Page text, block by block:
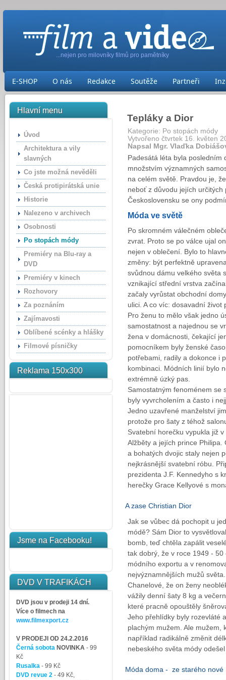
...nejen pro milovníky filmů pro pamětníky
E-SHOP O nás Redakce Soutěže Partneři
Hlavní menu
Úvod
Architektura a vily
slavných
Co jste možná nevěděli
Česká protipirátská unie
Historie
Nalezeno v archivech
Osobnosti
Po stopách módy
Premiéry na Blu-ray a
DVD
Premiéry v kinech
Rozhovory
Za poznáním
Zajímavosti
Oblíbené scénky a hlášky
Filmové písničky
Reklama 150x300
Jsme na Facebooku!
DVD V TRAFIKÁCH
DVD jsou v prodeji 14 dní.
Více o filmech na
www.filmexport.cz
V PRODEJI OD 24.2.2016
Černá sobotaNOVINKA - 99
Kč
Rusalka- 99 Kč
DVD revue 2- 49 Kč,
Tepláky a Dior
Kategorie: Po stopách módy
Vytvořeno čtvrtek 16. květen
Napsal Mgr. Vlaďka
Padesátá léta byla posledním
množstvím významných
na celém světě. Pravdou je,
neboť z důvodu jejích
Československu se ony
Móda ve světě
Po skromném válečném
zvrat. Proto se po válce ujal
nejen v oblečení. Bylo to
změny: být perfektně
svůdnou dámu velkého světa
vznikající střední vrstva
začaly vyrůstat obchodní
ulici. A co víc: dosavadní
Pro ženu to mělo však jedno
samostatnost a najednou se
žena v domácnosti, čekající
pomocníkem byly ženské
potřebami, radily a dokonce i
kombinaci. Módních linií bylo
extrémně úzký pas.
Samostatným fenoménem se
byly vyvrcholením a často i
Jedno uzavřené manželství
protože pro šaty z téhož
Svatební horečku vypukla již
Alžběty a jejích prince
a bohatých dvojic staly nejen
nejkrásnější svatební róbu.
prezidenta J.F. Kennedyho s
herečky Grace Kellyové s
A zase Christian Dior
Jak se vůbec dá pochopit u
módě? Sám Dior to
bomb, teď chtěla zapálit
tak dobrý, že v roce 1949 -
módního exportu a v
nejvýznamnějších mužů
Chanelové, že on ženy
vážily denní šaty 8 kg a
které pracně opouštěly
Jeho přehlídky byly rozevláté
plachým mužem. Ale mužem,
například radikálně změnit
nebeského světa módy
Móda doma - ze starého nové